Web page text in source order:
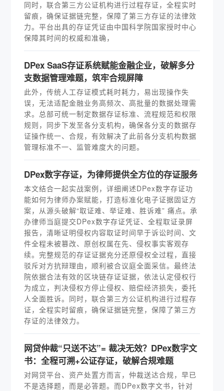
同时，联合第三方公证机构进行过程存证，全程实时
留痕，确保证据链完整，保障了第三方存证的法律效
力。平台出具的存证凭证由中国科学院国家授时中心
保障其时间的权威和准确，
DPex SaaS存证系统赋能金融企业，破解多分
支数据管理难题，筑牢合规屏障
此外，传统人工存证模式耗时耗力，易出现操作失
误，无法适配金融业务高频次、高批量的数据处理需
求。总部可统一制定数据存证标准、流程规范和权限
规则，同步下发至各分支机构，确保各分支的数据存
证操作统一、合规，有效解决了此前各分支机构数据
管理标准不一、监管难度大的问题。
DPex数字存证，为律师提供全方位的存证服务
本文结合一起实战案例，详细阐述DPex数字存证功
能如何为律师办案赋能，打造标准化电子证据固证方
案，从源头破解“取证难、举证难、胜诉难” 痛点。承
办律师当庭提交DPex数字存证凭证、全程取证录屏
报告，清晰证明侵权内容取证时间早于诉讼时间、文
件全程未被篡改、原创权属在先、侵权事实客观存
续。完整规范的存证证据充分还原侵权全过程，直接
驳斥对方抗辩理由，顺利被合议庭全面采信。最终法
院依据合法有效的区块链存证证据，依法认定侵权行
为成立，判决侵权方停止侵权、赔偿经济损失，委托
人全面胜诉。同时，联合第三方公证机构进行过程存
证，全程实时留痕，确保证据链完整，保障了第三方
存证的法律效力。
网贷仲裁“只送不达”= 裁决无效？DPex数字文
书：全程可溯+公证存证，破解合规难题
对网贷平台、资产处置方而言，仲裁送达合规，早已
不是选择题，而是必答题。而DPex数字文书，针对